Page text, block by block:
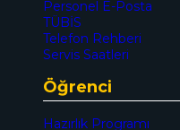
Personel E-Posta
TÜBİS
Telefon Rehberi
Servis Saatleri
Öğrenci
Hazırlık Programı